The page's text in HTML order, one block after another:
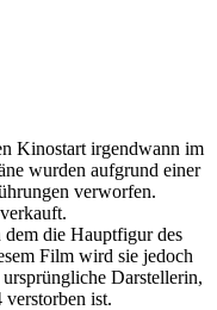
Kinostart irgendwann im
wurden aufgrund einer
verworfen.
die Hauptfigur des
Film wird sie jedoch
Darstellerin,
ist.